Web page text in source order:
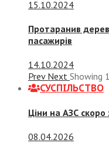
15.10.2024
Протаранив
пасажирів
14.10.2024
Prev Next Showing 1
СУСПIЛЬСТВО
Ціни на АЗС скоро
08.04.2026